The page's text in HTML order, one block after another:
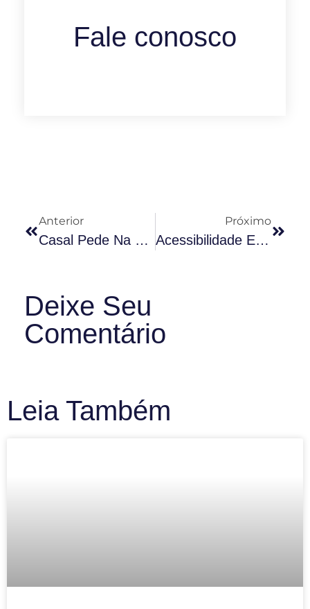
Fale conosco
Anterior
Casal Pede Na Justiça Direito De Andar Com Cachorro No Condomínio
Próximo
Acessibilidade E Idosos Nas Garagens Dos Condomínios
Deixe Seu
Comentário
Leia Também